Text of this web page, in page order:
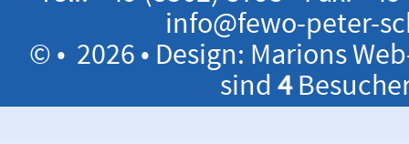
info@fewo-peter-
© • 2026 • Design: Marions
sind 4